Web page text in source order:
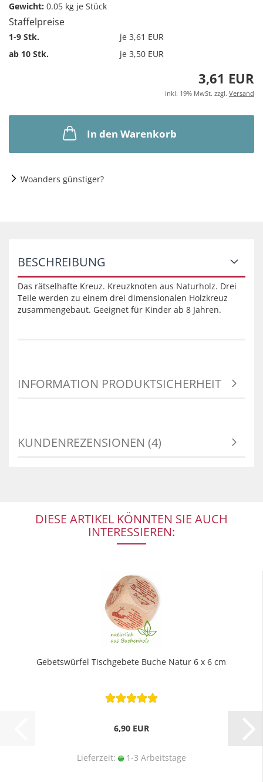
Gewicht: 0.05 kg je Stück
Staffelpreise
1-9 Stk.
je 3,61 EUR
ab 10 Stk.
je 3,50 EUR
3,61 EUR
inkl. 19% MwSt. zzgl. Versand
In den Warenkorb
Woanders günstiger?
BESCHREIBUNG
Das rätselhafte Kreuz. Kreuzknoten aus Naturholz. Drei
Teile werden zu einem drei dimensionalen Holzkreuz
zusammengebaut. Geeignet für Kinder ab 8 Jahren.
INFORMATION PRODUKTSICHERHEIT
KUNDENREZENSIONEN (4)
DIESE ARTIKEL KÖNNTEN SIE AUCH
INTERESSIEREN:
Gebetswürfel Tischgebete Buche Natur 6 x 6 cm
6,90 EUR
Lieferzeit: 1-3 Arbeitstage